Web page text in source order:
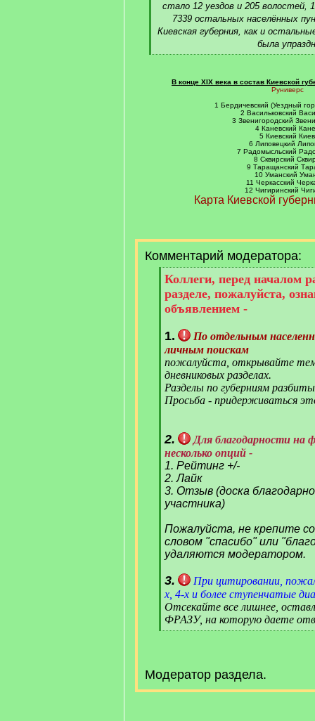
стало 12 уездов и 205 волостей,
7339 остальных населённых
Киевская губерния, как и
была
[
В конце XIX века в состав Киевской
Руниверс
1 Бердичевский (Уездный
2 Васильковский
3 Звенигородский
4 Каневский
5 Киевский Киев
6 Липовецкий
7 Радомысльский
8 Сквирский
9 Таращанский
10 Уманский
11 Черкасский
12 Чигиринский
Карта Киевской
Комментарий модератора:
[
q
]
Коллеги, перед началом
разделе, пожалуйста,
объявлением -
1.
По отдельным
личным поискам
пожалуйста, открывайте
дневниковых разделах.
Разделы по губерниям
Просьба - придерживаться
2.
Для благодарности на
несколько опций -
1. Рейтинг +/-
2. Лайк
3. Отзыв (доска
участника)
Пожалуйста, не крепите
словом "спасибо" или
удаляются модератором.
3.
При цитировании,
х, 4-х и более ступенчатые
Отсекайте все лишнее,
ФРАЗУ, на которую даете
[
]
Модератор раздела.